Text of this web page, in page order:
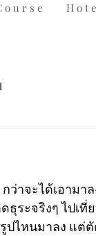
o u r s e H o t
ว่าจะได้เอามา
ธุระจริงๆ ไปเ
ปไหนมาลง แต่